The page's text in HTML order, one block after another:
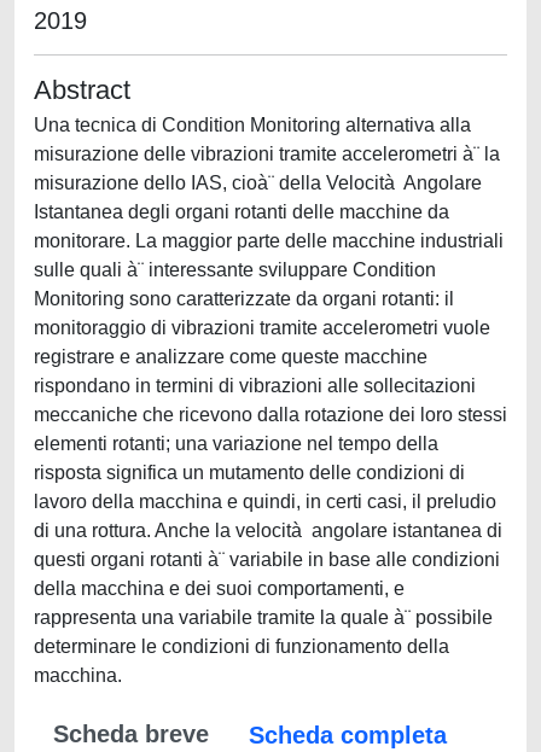
2019
Abstract
Una tecnica di Condition Monitoring alternativa alla
misurazione delle vibrazioni tramite accelerometri à¨ la
misurazione dello IAS, cioà¨ della Velocità Angolare
Istantanea degli organi rotanti delle macchine da
monitorare. La maggior parte delle macchine industriali
sulle quali à¨ interessante sviluppare Condition
Monitoring sono caratterizzate da organi rotanti: il
monitoraggio di vibrazioni tramite accelerometri vuole
registrare e analizzare come queste macchine
rispondano in termini di vibrazioni alle sollecitazioni
meccaniche che ricevono dalla rotazione dei loro stessi
elementi rotanti; una variazione nel tempo della
risposta significa un mutamento delle condizioni di
lavoro della macchina e quindi, in certi casi, il preludio
di una rottura. Anche la velocità angolare istantanea di
questi organi rotanti à¨ variabile in base alle condizioni
della macchina e dei suoi comportamenti, e
rappresenta una variabile tramite la quale à¨ possibile
determinare le condizioni di funzionamento della
macchina.
Scheda breve
Scheda completa